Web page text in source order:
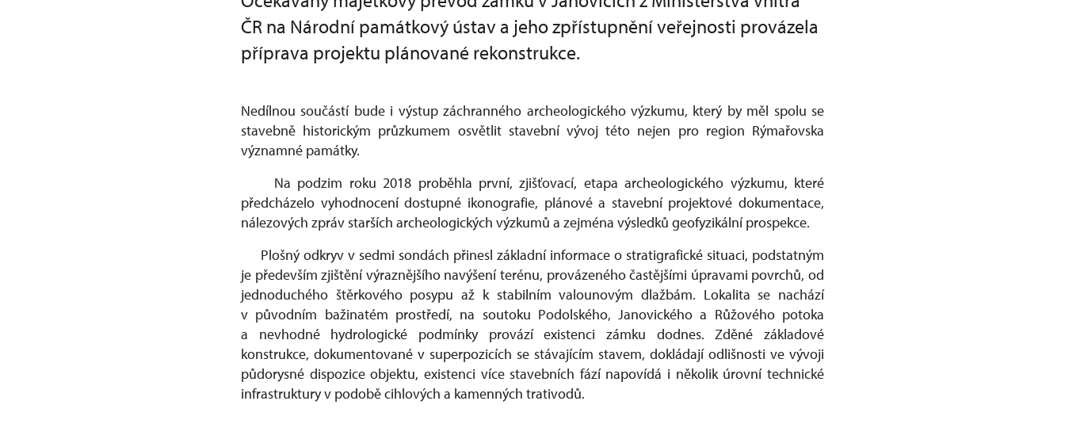
ČR na Národní památkový ústav a jeho zpřístupnění veřejnosti provázela
příprava projektu plánované rekonstrukce.
Nedílnou součástí bude i výstup záchranného archeologického výzkumu, který by měl spolu se
stavebně historickým průzkumem osvětlit stavební vývoj této nejen pro region Rýmařovska
významné památky.
Na podzim roku 2018 proběhla první, zjišťovací, etapa archeologického výzkumu, které
předcházelo vyhodnocení dostupné ikonografie, plánové a stavební projektové dokumentace,
nálezových zpráv starších archeologických výzkumů a zejména výsledků geofyzikální prospekce.
Plošný odkryv v sedmi sondách přinesl základní informace o stratigrafické situaci, podstatným
je především zjištění výraznějšího navýšení terénu, provázeného častějšími úpravami povrchů, od
jednoduchého štěrkového posypu až k stabilním valounovým dlažbám. Lokalita se nachází
v původním bažinatém prostředí, na soutoku Podolského, Janovického a Růžového potoka
a nevhodné hydrologické podmínky provází existenci zámku dodnes. Zděné základové
konstrukce, dokumentované v superpozicích se stávajícím stavem, dokládají odlišnosti ve vývoji
půdorysné dispozice objektu, existenci více stavebních fází napovídá i několik úrovní technické
infrastruktury v podobě cihlových a kamenných trativodů.